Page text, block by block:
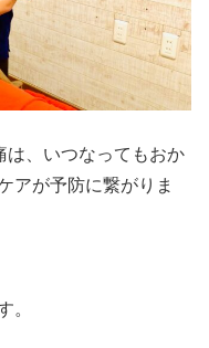
は、いつなってもおか
アが予防に繋がりま
。